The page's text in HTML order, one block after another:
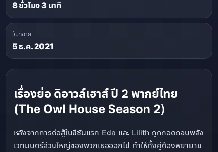
8 ชั่วโมง 3 นาที
วันที่ฉาย
5 ธ.ค. 2021
เรื่องย่อ ดิอาวล์เฮาส์ ปี 2 พากย์ไทย
(The Owl House Season 2)
หลังจากการต่อสู้ในซีซันแรก Eda และ Lilith ถูกถอดถอนพลัง
เวทมนตร์ส่วนใหญ่ของพวกเธอออกไป ทำให้ทั้งคู่ต้องพยายาม